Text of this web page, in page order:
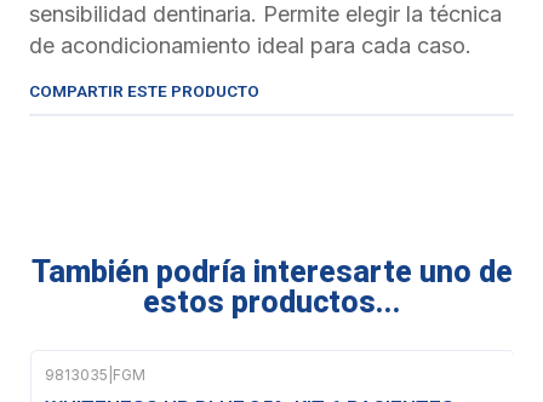
sensibilidad dentinaria. Permite elegir la técnica
de acondicionamiento ideal para cada caso.
COMPARTIR ESTE PRODUCTO
También podría interesarte uno de
estos productos...
Agotado
9813035 FGM